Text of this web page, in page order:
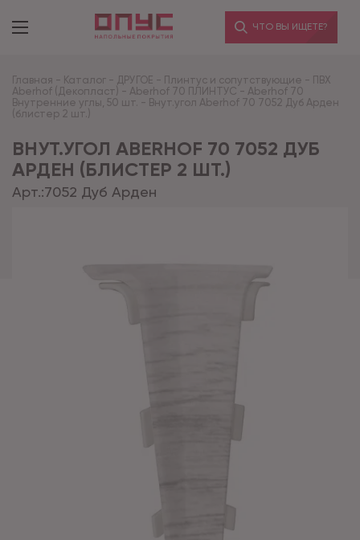
ЧТО ВЫ ИЩЕТЕ?
Главная - Каталог - ДРУГОЕ - Плинтус и сопутствующие - ПВХ
Aberhof (Декопласт) - Aberhof 70 ПЛИНТУС - Aberhof 70
Внутренние углы, 50 шт. - Внут.угол Aberhof 70 7052 Дуб Арден
(блистер 2 шт.)
ВНУТ.УГОЛ ABERHOF 70 7052 ДУБ
АРДЕН (БЛИСТЕР 2 ШТ.)
Арт.:7052 Дуб Арден